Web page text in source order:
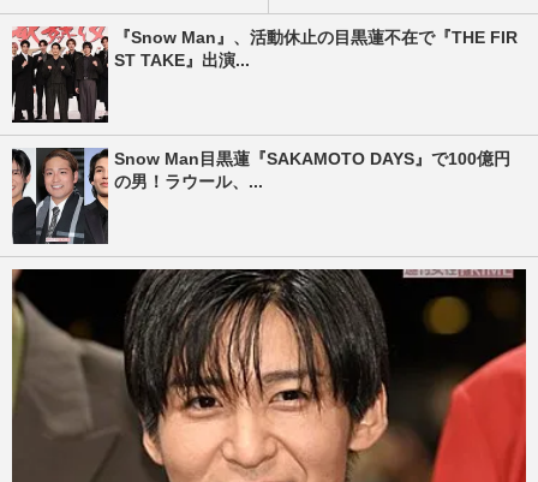
『Snow Man』、活動休止の目黒蓮不在で『THE FIR
ST TAKE』出演...
Snow Man目黒蓮『SAKAMOTO DAYS』で100億円
の男！ラウール、...